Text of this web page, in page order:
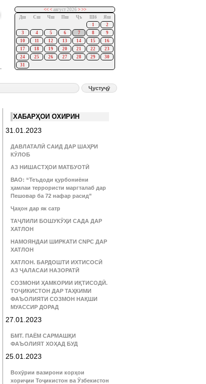
<< <август 2026 > >>
Дш
Сш Чш Пш Ҷъ Шб
Яш
1
2
3
4 5 6 7 8
9
10
11 12 13 14 15
16
17
18 19 20 21 22
23
24
25 26 27 28 29
30
31
ХАБАРҲОИ ОХИРИН
31.01.2023
ДАВЛАТАЛӢ САИД ДАР ШАҲРИ
КӮЛОБ
АЗ НИШАСТҲОИ МАТБУОТӢ
ВАО: “Теъдоди қурбониёни
ҳамлаи террористи маргталаб дар
Пешовар ба 72 нафар расид”
Ҷаҳон дар як сатр
ТАҶЛИЛИ БОШУКӮҲИ САДА ДАР
ХАТЛОН
НАМОЯНДАИ ШИРКАТИ CNPC ДАР
ХАТЛОН
ХАТЛОН. БАРДОШТИ ИХТИСОСӢ
АЗ ҶАЛАСАИ НАЗОРАТӢ
СОЗМОНИ ҲАМКОРИИ ИҚТИСОДӢ.
ТОҶИКИСТОН ДАР ТАҲКИМИ
ФАЪОЛИЯТИ СОЗМОН НАҚШИ
МУАССИР ДОРАД
27.01.2023
БМТ. ПАЁМ САРМАШҚИ
ФАЪОЛИЯТ ХОҲАД БУД
25.01.2023
Вохӯрии вазирони корҳои
хориҷии Тоҷикистон ва Ӯзбекистон